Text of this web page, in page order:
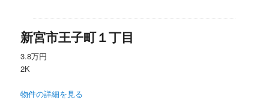
新宮市王子町１丁目
3.8万円
2K
物件の詳細を見る